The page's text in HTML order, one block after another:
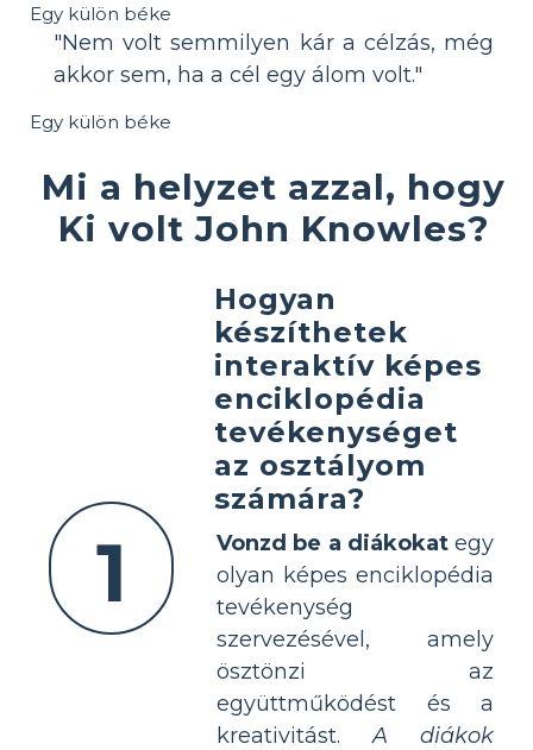
Egy külön béke
"Nem volt semmilyen kár a célzás, még
akkor sem, ha a cél egy álom volt."
Egy külön béke
Mi a helyzet azzal, hogy
Ki volt John Knowles?
1
Hogyan
készíthetek
interaktív képes
enciklopédia
tevékenységet
az osztályom
számára?
Vonzd be a diákokategy
olyan képes enciklopédia
tevékenység
szervezésével, amely
ösztönzi az
együttműködést és a
kreativitást.A diákok